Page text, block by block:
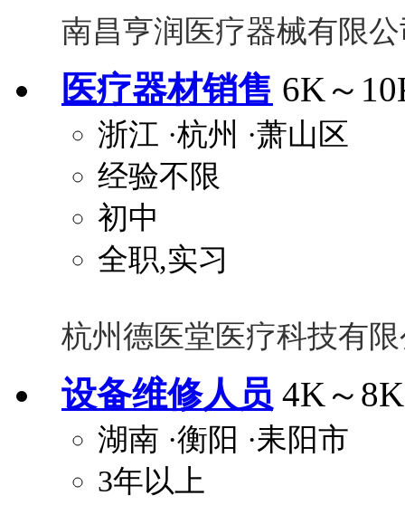
南昌亨润医疗器械有限
医疗器材销售 6K～
浙江 ·杭州 ·萧山区
经验不限
初中
全职,实习
杭州德医堂医疗科技有
设备维修人员 4K～8K
湖南 ·衡阳 ·耒阳市
3年以上